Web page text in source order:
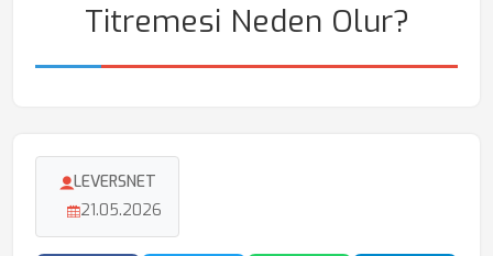
Titremesi Neden Olur?
LEVERSNET
21.05.2026